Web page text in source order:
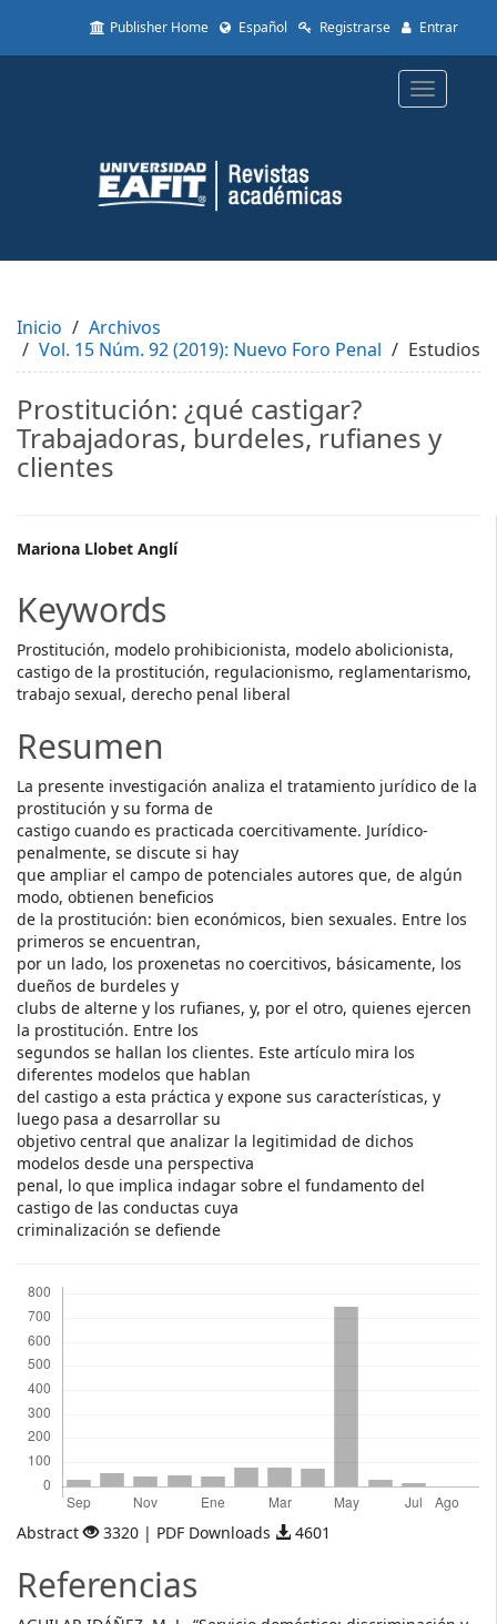
to
Content
Sidebar
Publisher Home Español Registrarse Entrar
Toggle
Inicio
Archivos
Vol. 15 Núm. 92 (2019): Nuevo Foro Penal
Estudios
Prostitución: ¿qué castigar?
Trabajadoras, burdeles, rufianes y
clientes
Main
Article
Content
Mariona Llobet Anglí
Keywords
Prostitución, modelo prohibicionista, modelo abolicionista,
castigo de la prostitución, regulacionismo, reglamentarismo,
trabajo sexual, derecho penal liberal
Resumen
La presente investigación analiza el tratamiento jurídico de la
prostitución y su forma de
castigo cuando es practicada coercitivamente. Jurídico-
penalmente, se discute si hay
que ampliar el campo de potenciales autores que, de algún
modo, obtienen beneficios
de la prostitución: bien económicos, bien sexuales. Entre los
primeros se encuentran,
por un lado, los proxenetas no coercitivos, básicamente, los
dueños de burdeles y
clubs de alterne y los rufianes, y, por el otro, quienes ejercen
la prostitución. Entre los
segundos se hallan los clientes. Este artículo mira los
diferentes modelos que hablan
del castigo a esta práctica y expone sus características, y
luego pasa a desarrollar su
objetivo central que analizar la legitimidad de dichos
modelos desde una perspectiva
penal, lo que implica indagar sobre el fundamento del
castigo de las conductas cuya
criminalización se defiende
Abstract 3320 | PDF Downloads 4601
Referencias